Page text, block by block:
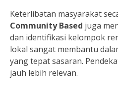
Keterlibatan masyarakat
Community Based juga
dan identifikasi kelompok
lokal sangat membantu
yang tepat sasaran.
jauh lebih relevan.